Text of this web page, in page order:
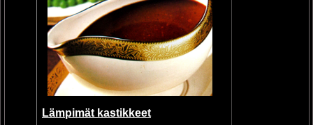
Lämpimät kastikkeet